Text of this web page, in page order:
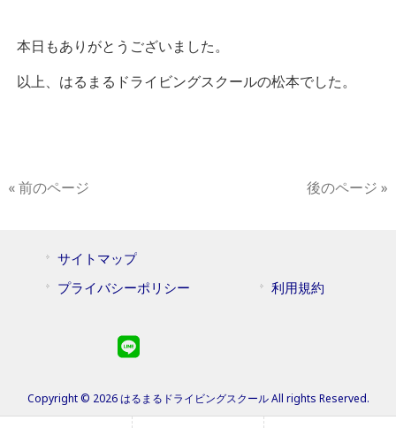
本日もありがとうございました。
以上、はるまるドライビングスクールの松本でした。
« 前のページ 後のページ »
サイトマップ
プライバシーポリシー
利用規約
Copyright © 2026 はるまるドライビングスクール All rights Reserved.